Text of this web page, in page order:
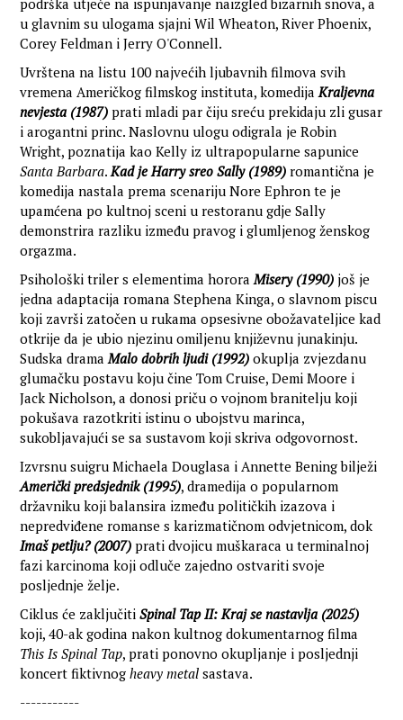
u glavnim su ulogama sjajni Wil Wheaton, River Phoenix,
Corey Feldman i Jerry O'Connell.
Uvrštena na listu 100 najvećih ljubavnih filmova svih
vremena Američkog filmskog instituta, komedijaKraljevna
nevjesta (1987) prati mladi par čiju sreću prekidaju zli gusar
i arogantni princ. Naslovnu ulogu odigrala je Robin
Wright, poznatija kao Kelly iz ultrapopularne sapunice
Santa Barbara.Kad je Harry sreo Sally (1989) romantična je
komedija nastala prema scenariju Nore Ephron te je
upamćena po kultnoj sceni u restoranu gdje Sally
demonstrira razliku između pravog i glumljenog ženskog
orgazma.
Psihološki triler s elementima hororaMisery (1990) još je
jedna adaptacija romana Stephena Kinga, o slavnom piscu
koji završi zatočen u rukama opsesivne obožavateljice kad
otkrije da je ubio njezinu omiljenu književnu junakinju.
Sudska dramaMalo dobrih ljudi (1992) okuplja zvjezdanu
glumačku postavu koju čine Tom Cruise, Demi Moore i
Jack Nicholson, a donosi priču o vojnom branitelju koji
pokušava razotkriti istinu o ubojstvu marinca,
sukobljavajući se sa sustavom koji skriva odgovornost.
Izvrsnu suigru Michaela Douglasa i Annette Bening bilježi
Američki predsjednik (1995), dramedija o popularnom
državniku koji balansira između političkih izazova i
nepredviđene romanse s karizmatičnom odvjetnicom, dok
Imaš petlju? (2007) prati dvojicu muškaraca u terminalnoj
fazi karcinoma koji odluče zajedno ostvariti svoje
posljednje želje.
Ciklus će zaključitiSpinal Tap II: Kraj se nastavlja (2025)
koji, 40-ak godina nakon kultnog dokumentarnog filma
This Is Spinal Tap, prati ponovno okupljanje i posljednji
koncert fiktivnogheavy metal sastava.
-----------